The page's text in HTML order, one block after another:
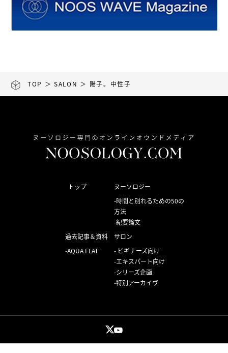
TOP ＞SALON ＞ 陽子。中性子
トップ
ヌーソロジー
時間と別れるための50の
方法
紀要論文
過去記事＆資料
AQUA FLAT
サロン
ビギナーズ向け
エキスパート向け
シリーズ企画
特別アーカイヴ